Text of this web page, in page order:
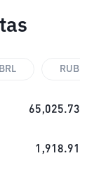
BRL RUB
65,025.73
1,918.91